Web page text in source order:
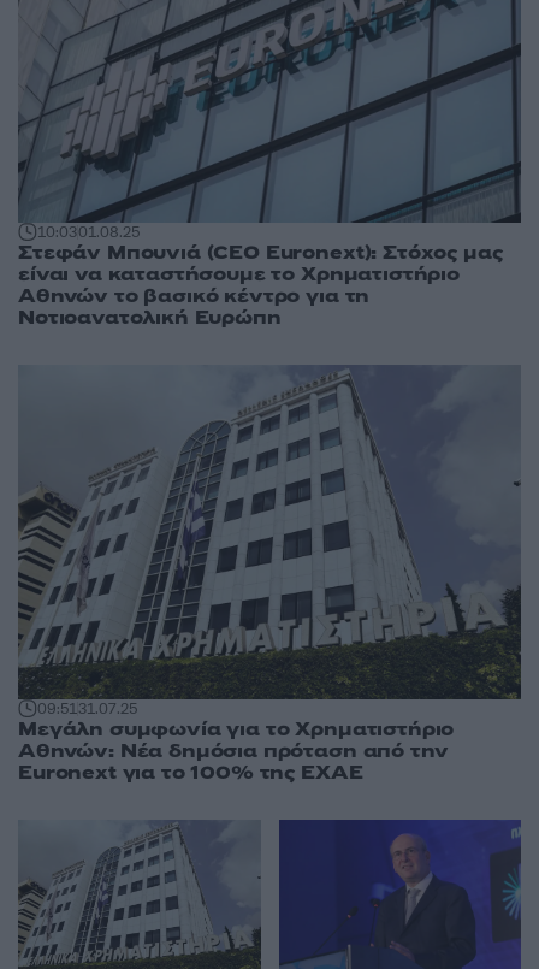
10:0301.08.25
Στεφάν Μπουνιά (CEO Euronext): Στόχος μας
είναι να καταστήσουμε το Χρηματιστήριο
Αθηνών το βασικό κέντρο για τη
Νοτιοανατολική Ευρώπη
09:5131.07.25
Μεγάλη συμφωνία για το Χρηματιστήριο
Αθηνών: Νέα δημόσια πρόταση από την
Euronext για το 100% της ΕΧΑΕ